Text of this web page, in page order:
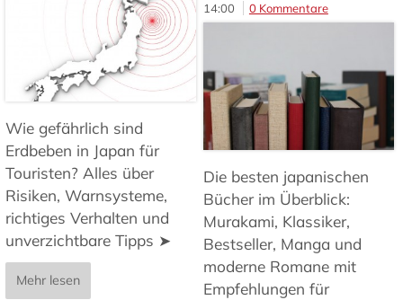
Wie gefährlich sind
Erdbeben in Japan für
Touristen? Alles über
Risiken, Warnsysteme,
richtiges Verhalten und
unverzichtbare Tipps ➤
Mehr lesen
14:00
0 Kommentare
Die besten japanischen
Bücher im Überblick:
Murakami, Klassiker,
Bestseller, Manga und
moderne Romane mit
Empfehlungen für